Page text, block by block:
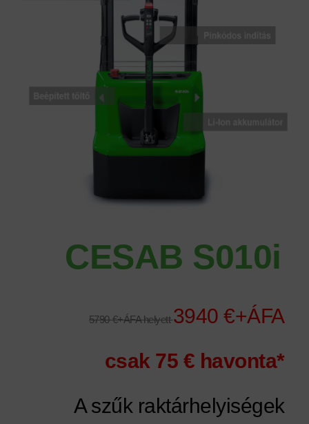
CESAB S010i
5790 €+ÁFA helyett3940 €+ÁFA
csak 75 € havonta*
A szűk raktárhelyiségek